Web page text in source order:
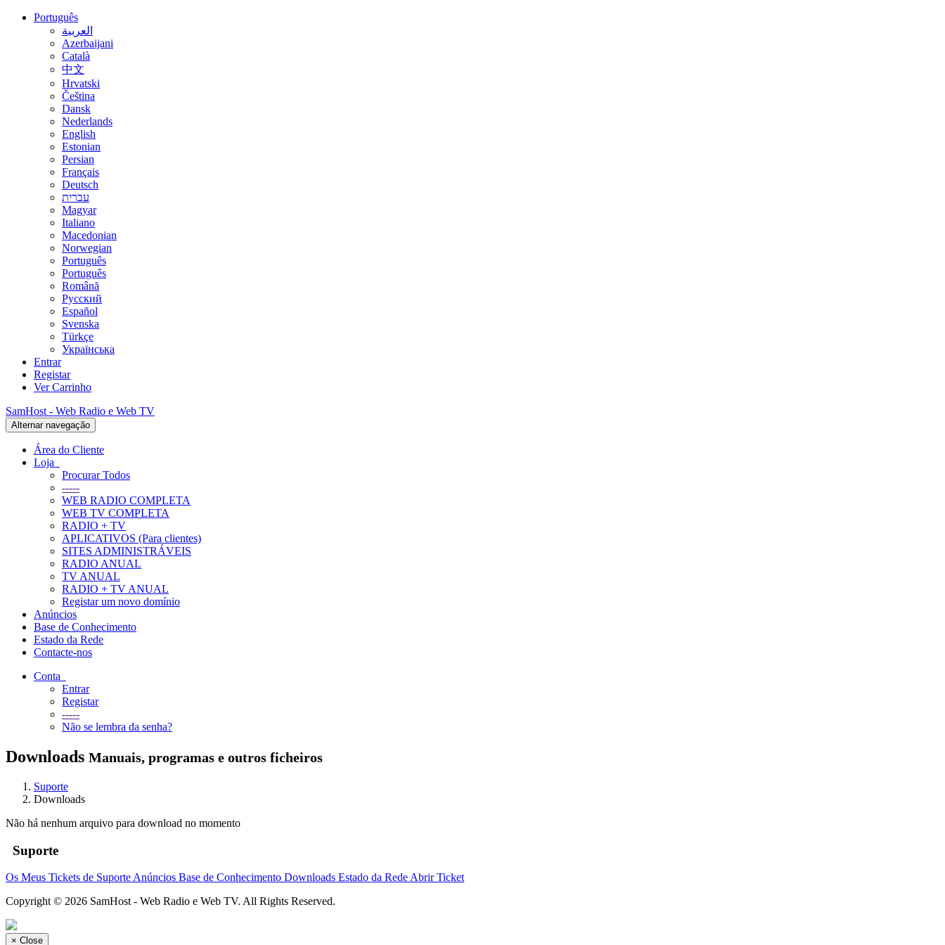
Português
العربية
Azerbaijani
Català
中文
Hrvatski
Čeština
Dansk
Nederlands
English
Estonian
Persian
Français
Deutsch
עברית
Magyar
Italiano
Macedonian
Norwegian
Português
Português
Română
Русский
Español
Svenska
Türkçe
Українська
Entrar
Registar
Ver Carrinho
SamHost - Web Radio e Web TV
Alternar navegação
Área do Cliente
Loja
Procurar Todos
-----
WEB RADIO COMPLETA
WEB TV COMPLETA
RADIO + TV
APLICATIVOS (Para clientes)
SITES ADMINISTRÁVEIS
RADIO ANUAL
TV ANUAL
RADIO + TV ANUAL
Registar um novo domínio
Anúncios
Base de Conhecimento
Estado da Rede
Contacte-nos
Conta
Entrar
Registar
-----
Não se lembra da senha?
Downloads Manuais, programas e outros ficheiros
Suporte
Downloads
Não há nenhum arquivo para download no momento
Suporte
Os Meus Tickets de Suporte Anúncios Base de Conhecimento Downloads Estado da Rede Abrir Ticket
Copyright © 2026 SamHost - Web Radio e Web TV. All Rights Reserved.
× Close